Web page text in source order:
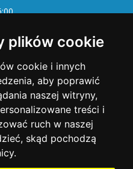
plików cookie
cookie i innych
aby poprawić
naszej witryny,
treści i
ruch w naszej
skąd pochodzą
All rights reserved.